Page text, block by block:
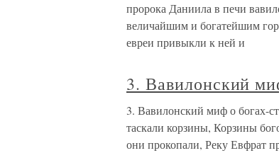
пророка Даниила в печи
величайшим и богатейшим
евреи привыкли к ней и
3. Вавилонский
3. Вавилонский миф о богах-
таскали корзины, Корзины
они прокопали, Реку Евфрат